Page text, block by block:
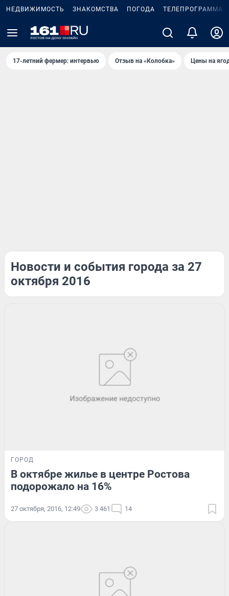
НЕДВИЖИМОСТЬ ЗНАКОМСТВА ПОГОДА ТЕЛЕПРОГРАММА
17-летний фермер: интервью Отзыв на «Колобка» Цены на
Новости и события города за 27
октября 2016
ГОРОД
В октябре жилье в центре Ростова
подорожало на 16%
27 октября, 2016, 12:49 3 461 14